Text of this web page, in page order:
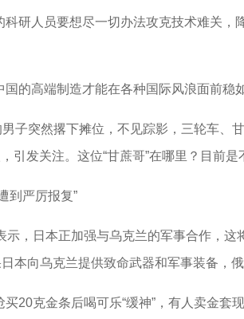
人员要想尽一切办法攻克技术难关，
高端制造才能在各种国际风浪面前稳如
突然撂下摊位，不见踪影，三轮车、
引发关注。这位“甘蔗哥”在哪里？目前是
到严厉报复”
日本正加强与乌克兰的军事合作，这
向乌克兰提供致命武器和军事装备，俄
克金条后喝可乐“缓神”，有人卖金套